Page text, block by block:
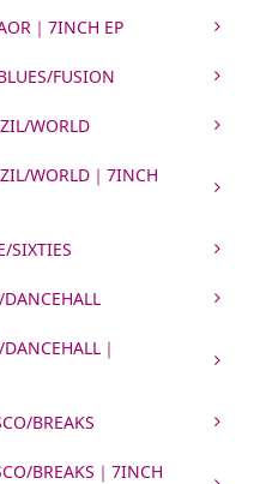
｜7INCH EP
FUSION
WORLD
WORLD｜7INCH
SIXTIES
｜
BREAKS
BREAKS｜7INCH